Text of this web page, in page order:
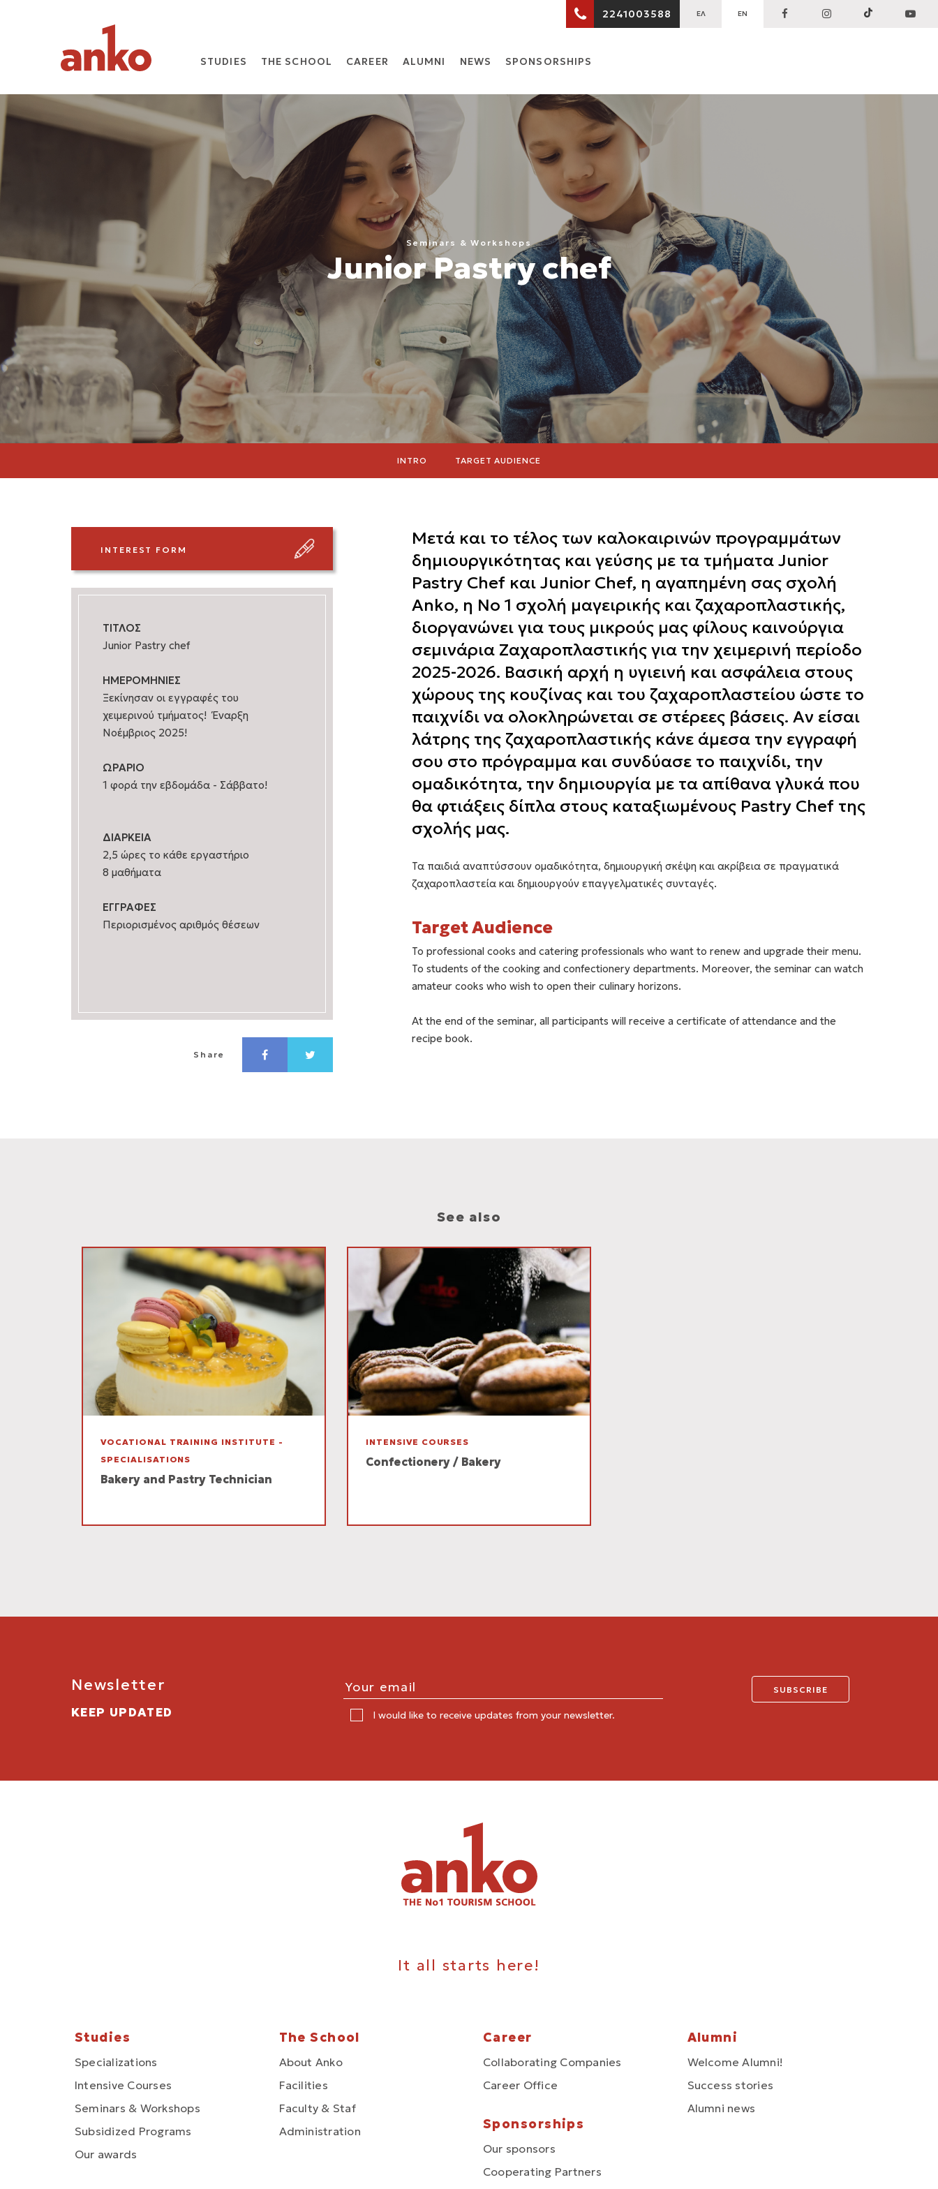
2241003588 ΕΛ EN
STUDIES THE SCHOOL CARΕER ALUMNI NEWS SPONSORSHIPS
Seminars & Workshops
Junior Pastry chef
INTRO TARGET AUDIENCE
INTEREST FORM
ΤΙΤΛΟΣ
Junior Pastry chef
ΗΜΕΡΟΜΗΝΙΕΣ
Ξεκίνησαν οι εγγραφές του
χειμερινού τμήματος! Έναρξη
Νοέμβριος 2025!
ΩΡΑΡΙΟ
1 φορά την εβδομάδα - Σάββατο!
ΔΙΑΡΚΕΙΑ
2,5 ώρες το κάθε εργαστήριο
8 μαθήματα
ΕΓΓΡΑΦΕΣ
Περιορισμένος αριθμός θέσεων
Share
Μετά και το τέλος των καλοκαιρινών προγραμμάτων
δημιουργικότητας και γεύσης με τα τμήματα Junior
Pastry Chef και Junior Chef, η αγαπημένη σας σχολή
Anko, η Νο 1 σχολή μαγειρικής και ζαχαροπλαστικής,
διοργανώνει για τους μικρούς μας φίλους καινούργια
σεμινάρια Ζαχαροπλαστικής για την χειμερινή περίοδο
2025-2026. Βασική αρχή η υγιεινή και ασφάλεια στους
χώρους της κουζίνας και του ζαχαροπλαστείου ώστε το
παιχνίδι να ολοκληρώνεται σε στέρεες βάσεις. Αν είσαι
λάτρης της ζαχαροπλαστικής κάνε άμεσα την εγγραφή
σου στο πρόγραμμα και συνδύασε το παιχνίδι, την
ομαδικότητα, την δημιουργία με τα απίθανα γλυκά που
θα φτιάξεις δίπλα στους καταξιωμένους Pastry Chef της
σχολής μας.
Τα παιδιά αναπτύσσουν ομαδικότητα, δημιουργική σκέψη και ακρίβεια σε πραγματικά
ζαχαροπλαστεία και δημιουργούν επαγγελματικές συνταγές.
Target Audience
To professional cooks and catering professionals who want to renew and upgrade their menu.
To students of the cooking and confectionery departments. Moreover, the seminar can watch
amateur cooks who wish to open their culinary horizons.
At the end of the seminar, all participants will receive a certificate of attendance and the
recipe book.
See also
VOCATIONAL TRAINING INSTITUTE -
SPECIALISATIONS
Bakery and Pastry Technician
INTENSIVE COURSES
Confectionery / Bakery
Newsletter
KEEP UPDATED I would like to receive updates from your newsletter.
It all starts here!
Studies
Specializations
Intensive Courses
Seminars & Workshops
Subsidized Programs
Our awards
The School
About Anko
Facilities
Faculty & Staf
Administration
Career
Collaborating Companies
Career Office
Sponsorships
Our sponsors
Cooperating Partners
Alumni
Welcome Alumni!
Success stories
Alumni news